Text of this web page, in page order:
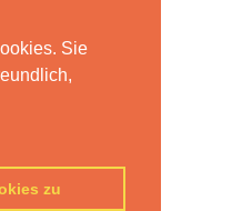
Sie
zu